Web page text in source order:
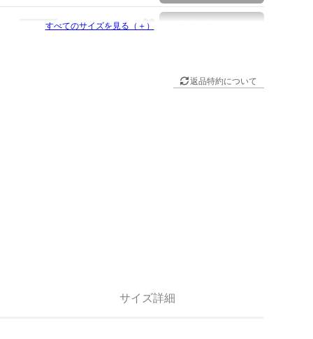
在庫切れすべてのサイズを見る（＋）
返品特約について
サイズ詳細